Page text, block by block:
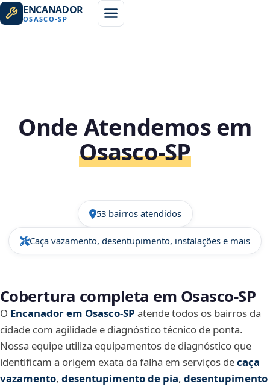
ENCANADOR
OSASCO-SP
Onde Atendemos em
Osasco‑SP
53 bairros atendidos
Caça vazamento, desentupimento, instalações e mais
Cobertura completa em Osasco‑SP
O Encanador em Osasco‑SP atende todos os bairros da
cidade com agilidade e diagnóstico técnico de ponta.
Nossa equipe utiliza equipamentos de diagnóstico que
identificam a origem exata da falha em serviços decaça
vazamento, desentupimento de pia, desentupimento